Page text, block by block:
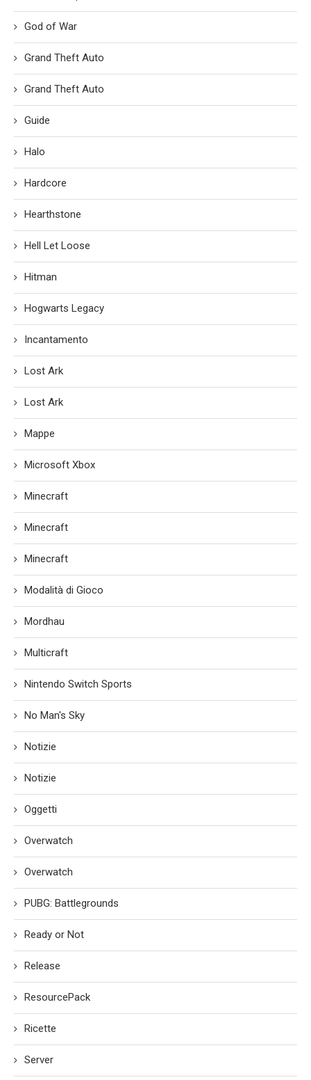
God of War
Grand Theft Auto
Grand Theft Auto
Guide
Halo
Hardcore
Hearthstone
Hell Let Loose
Hitman
Hogwarts Legacy
Incantamento
Lost Ark
Lost Ark
Mappe
Microsoft Xbox
Minecraft
Minecraft
Minecraft
Modalità di Gioco
Mordhau
Multicraft
Nintendo Switch Sports
No Man's Sky
Notizie
Notizie
Oggetti
Overwatch
Overwatch
PUBG: Battlegrounds
Ready or Not
Release
ResourcePack
Ricette
Server